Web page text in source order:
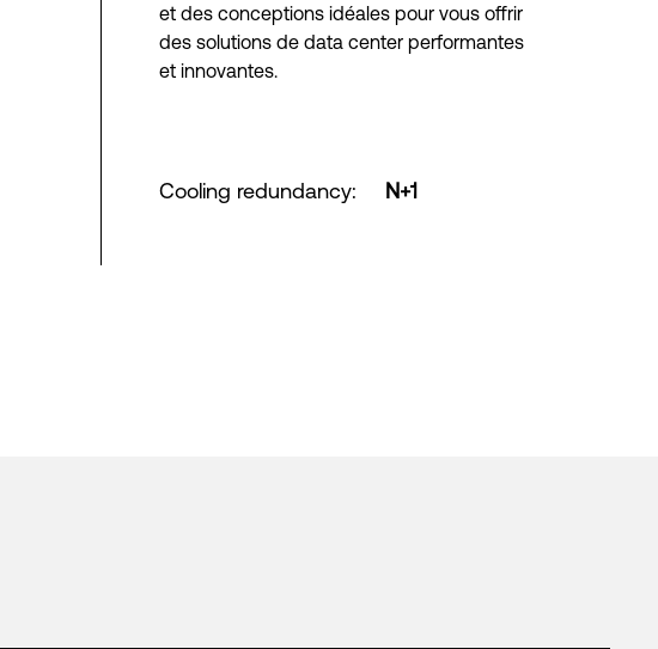
et des conceptions idéales pour vous offrir
des solutions de data center performantes
et innovantes.
Cooling redundancy: N+1